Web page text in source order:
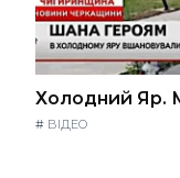
Холодний Яр.
# ВІДЕО